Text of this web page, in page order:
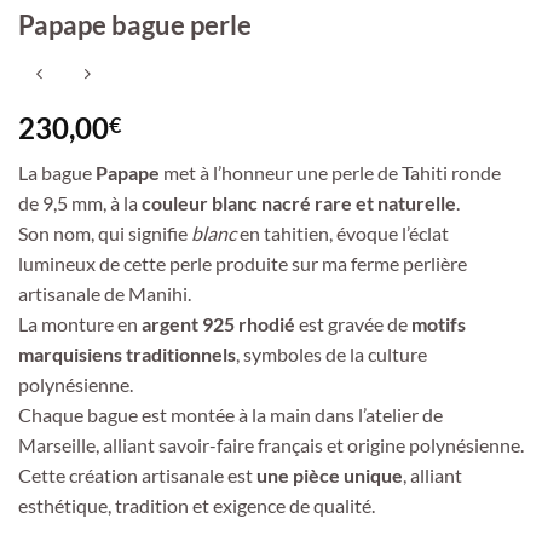
Papape bague perle
230,00€
La bague Papape met à l’honneur une perle de Tahiti ronde
de 9,5 mm, à la couleur blanc nacré rare et naturelle
Son nom, qui signifie blancen tahitien, évoque l’éclat
lumineux de cette perle produite sur ma ferme perlière
artisanale de Manihi.
La monture en argent 925 rhodié est gravée de motifs
marquisiens traditionnels , symboles de la culture
polynésienne.
Chaque bague est montée à la main dans l’atelier de
Marseille, alliant savoir-faire français et origine polynésienne.
Cette création artisanale est une pièce unique , alliant
esthétique, tradition et exigence de qualité.